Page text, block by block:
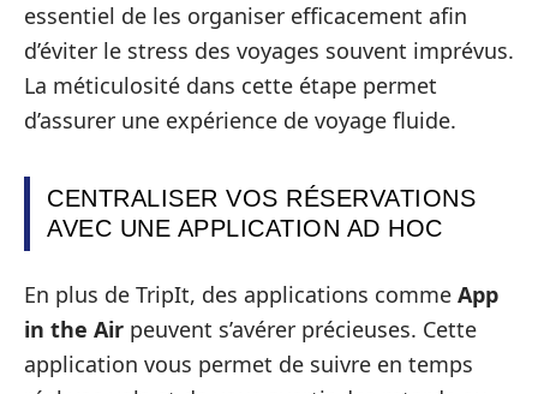
essentiel de les organiser efficacement afin
d’éviter le stress des voyages souvent imprévus.
La méticulosité dans cette étape permet
d’assurer une expérience de voyage fluide.
CENTRALISER VOS RÉSERVATIONS
AVEC UNE APPLICATION AD HOC
En plus de TripIt, des applications comme App
in the Air peuvent s’avérer précieuses. Cette
application vous permet de suivre en temps